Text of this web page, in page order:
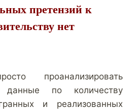
претензий к
нет
проанализировать
данные по количеству
и реализованных